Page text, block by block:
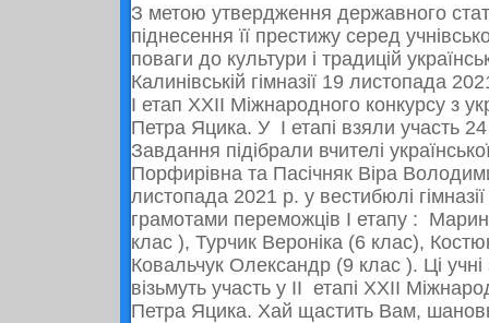
З метою утвердження державного
піднесення її престижу серед
поваги до культури і традицій
Калинівській гімназії 19 листопада
І етап ХХІІ Міжнародного конкурсу з
Петра Яцика. У І етапі взяли участь
Завдання підібрали вчителі
Порфирівна та Пасічняк Віра
листопада 2021 р. у вестибюлі
грамотами переможців І етапу :
клас ), Турчик Вероніка (6 клас),
Ковальчук Олександр (9 клас ). Ці учні
візьмуть участь у ІІ етапі ХХІІ
Петра Яцика. Хай щастить Вам,